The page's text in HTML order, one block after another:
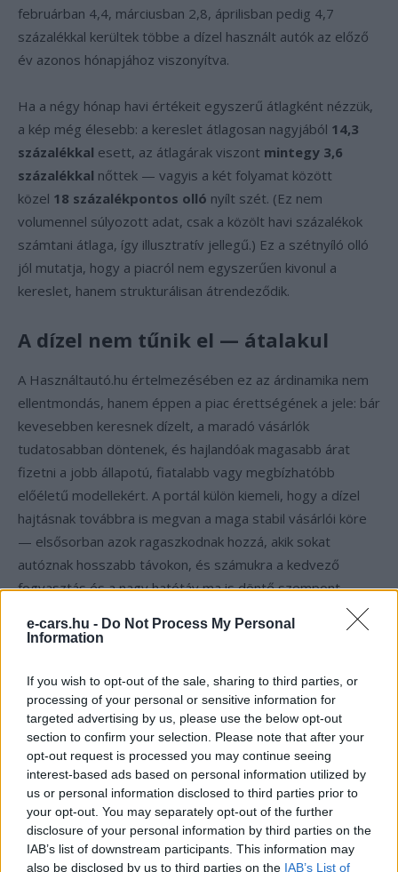
e-cars.hu - Do Not Process My Personal
Information
If you wish to opt-out of the sale, sharing to third parties, or
processing of your personal or sensitive information for
targeted advertising by us, please use the below opt-out
section to confirm your selection. Please note that after your
opt-out request is processed you may continue seeing
interest-based ads based on personal information utilized by
us or personal information disclosed to third parties prior to
your opt-out. You may separately opt-out of the further
disclosure of your personal information by third parties on the
IAB’s list of downstream participants. This information may
also be disclosed by us to third parties on the IAB’s List of
februárban 4,4, márciusban 2,8, áprilisban pedig 4,7
százalékkal kerültek többe a dízel használt autók az előző
év azonos hónapjához viszonyítva.
Ha a négy hónap havi értékeit egyszerű átlagként nézzük,
a kép még élesebb: a kereslet átlagosan nagyjából 14,3
százalékkal esett, az átlagárak viszont mintegy 3,6
százalékkal nőttek — vagyis a két folyamat között
közel 18 százalékpontos olló nyílt szét. (Ez nem
volumennel súlyozott adat, csak a közölt havi százalékok
számtani átlaga, így illusztratív jellegű.) Ez a szétnyíló olló
jól mutatja, hogy a piacról nem egyszerűen kivonul a
kereslet, hanem strukturálisan átrendeződik.
A dízel nem tűnik el — átalakul
A Használtautó.hu értelmezésében ez az árdinamika nem
ellentmondás, hanem éppen a piac érettségének a jele: bár
kevesebben keresnek dízelt, a maradó vásárlók
tudatosabban döntenek, és hajlandóak magasabb árat
fizetni a jobb állapotú, fiatalabb vagy megbízhatóbb
előéletű modellekért. A portál külön kiemeli, hogy a dízel
hajtásnak továbbra is megvan a maga stabil vásárlói köre
— elsősorban azok ragaszkodnak hozzá, akik sokat
autóznak hosszabb távokon, és számukra a kedvező
fogyasztás és a nagy hatótáv ma is döntő szempont.
Vagyis a dízel használt autók piaca nem omlik össze, sokkal
inkább leszűkül és minőségi irányba tolódik: a mennyiségi
marad. Ez a fajta átalakulás pedig pontosan az a köztes
állapot, amelyen át a hazai piac fokozatosan közelebb
sodródik az elektromos jövőhöz.
Kövesd az e-cars.hu-t a Facebookon is, további
tartalmakért!
›